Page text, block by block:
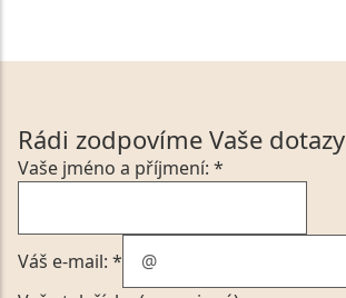
Rádi zodpovíme Vaše dotazy
Vaše jméno a příjmení: *
Váš e-mail: *